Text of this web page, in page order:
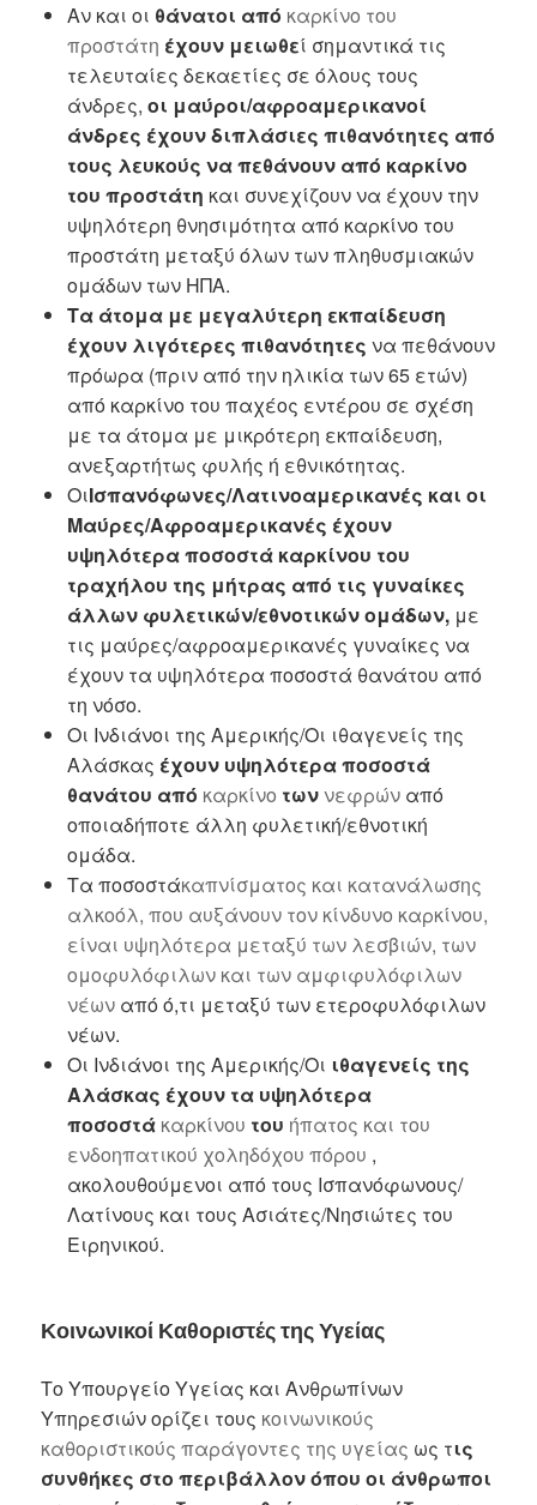
Αν και οι θάνατοι από καρκίνο του
προστάτη έχουν μειωθεί σημαντικά τις
τελευταίες δεκαετίες σε όλους τους
άνδρες, οι μαύροι/αφροαμερικανοί
άνδρες έχουν διπλάσιες πιθανότητες από
τους λευκούς να πεθάνουν από καρκίνο
του προστάτη και συνεχίζουν να έχουν την
υψηλότερη θνησιμότητα από καρκίνο του
προστάτη μεταξύ όλων των πληθυσμιακών
ομάδων των ΗΠΑ.
Τα άτομα με μεγαλύτερη εκπαίδευση
έχουν λιγότερες πιθανότητες να πεθάνουν
πρόωρα (πριν από την ηλικία των 65 ετών)
από καρκίνο του παχέος εντέρου σε σχέση
με τα άτομα με μικρότερη εκπαίδευση,
ανεξαρτήτως φυλής ή εθνικότητας.
ΟιΙσπανόφωνες/Λατινοαμερικανές και οι
Μαύρες/Αφροαμερικανές έχουν
υψηλότερα ποσοστά καρκίνου του
τραχήλου της μήτρας από τις γυναίκες
άλλων φυλετικών/εθνοτικών ομάδων,με
τις μαύρες/αφροαμερικανές γυναίκες να
έχουν τα υψηλότερα ποσοστά θανάτου από
τη νόσο.
Οι Ινδιάνοι της Αμερικής/Οι ιθαγενείς της
Αλάσκας έχουν υψηλότερα ποσοστά
θανάτου από καρκίνο τωννεφρών από
οποιαδήποτε άλλη φυλετική/εθνοτική
ομάδα.
Τα ποσοστάκαπνίσματος και κατανάλωσης
αλκοόλ, που αυξάνουν τον κίνδυνο καρκίνου,
είναι υψηλότερα μεταξύ των λεσβιών, των
ομοφυλόφιλων και των αμφιφυλόφιλων
νέωναπό ό,τι μεταξύ των ετεροφυλόφιλων
νέων.
Οι Ινδιάνοι της Αμερικής/Οι ιθαγενείς της
Αλάσκας έχουν τα υψηλότερα
ποσοστά καρκίνου του ήπατος και του
ενδοηπατικού χοληδόχου πόρου ,
ακολουθούμενοι από τους Ισπανόφωνους/
Λατίνους και τους Ασιάτες/Νησιώτες του
Ειρηνικού.
Κοινωνικοί Καθοριστές της Υγείας
Το Υπουργείο Υγείας και Ανθρωπίνων
Υπηρεσιών ορίζει τους κοινωνικούς
καθοριστικούς παράγοντες της υγείας ως τις
συνθήκες στο περιβάλλον όπου οι άνθρωποι